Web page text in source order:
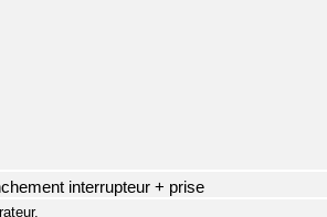
interrupteur + prise